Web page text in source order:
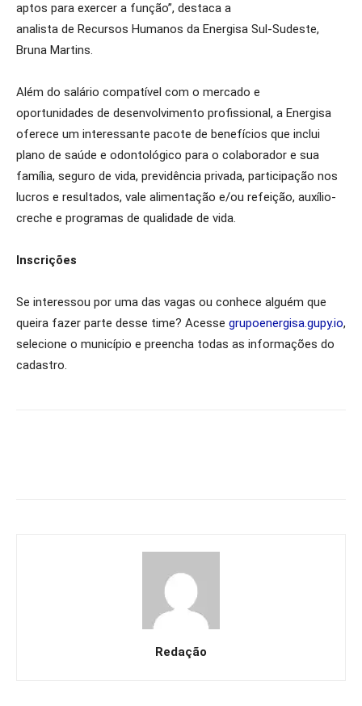
aptos para exercer a função”, destaca a
analista de Recursos Humanos da Energisa Sul-Sudeste,
Bruna Martins.
Além do salário compatível com o mercado e
oportunidades de desenvolvimento profissional, a Energisa
oferece um interessante pacote de benefícios que inclui
plano de saúde e odontológico para o colaborador e sua
família, seguro de vida, previdência privada, participação nos
lucros e resultados, vale alimentação e/ou refeição, auxílio-
creche e programas de qualidade de vida.
Inscrições
Se interessou por uma das vagas ou conhece alguém que
queira fazer parte desse time? Acesse grupoenergisa.gupy.io,
selecione o município e preencha todas as informações do
cadastro.
Redação